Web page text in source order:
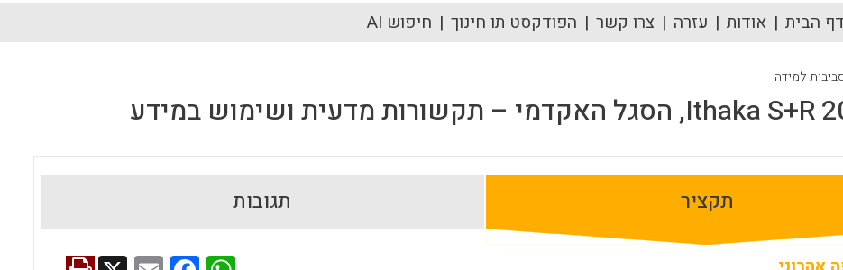
דף הבית אודות עזרה צרו קשר הפודקסט תו חינוך חיפוש AI
למידה
תקציר תגובות